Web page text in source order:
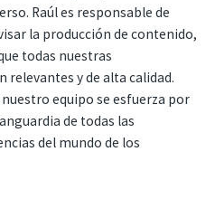
Raúl es responsable de
la producción de contenido,
todas nuestras
relevantes y de alta calidad.
equipo se esfuerza por
de todas las
del mundo de los